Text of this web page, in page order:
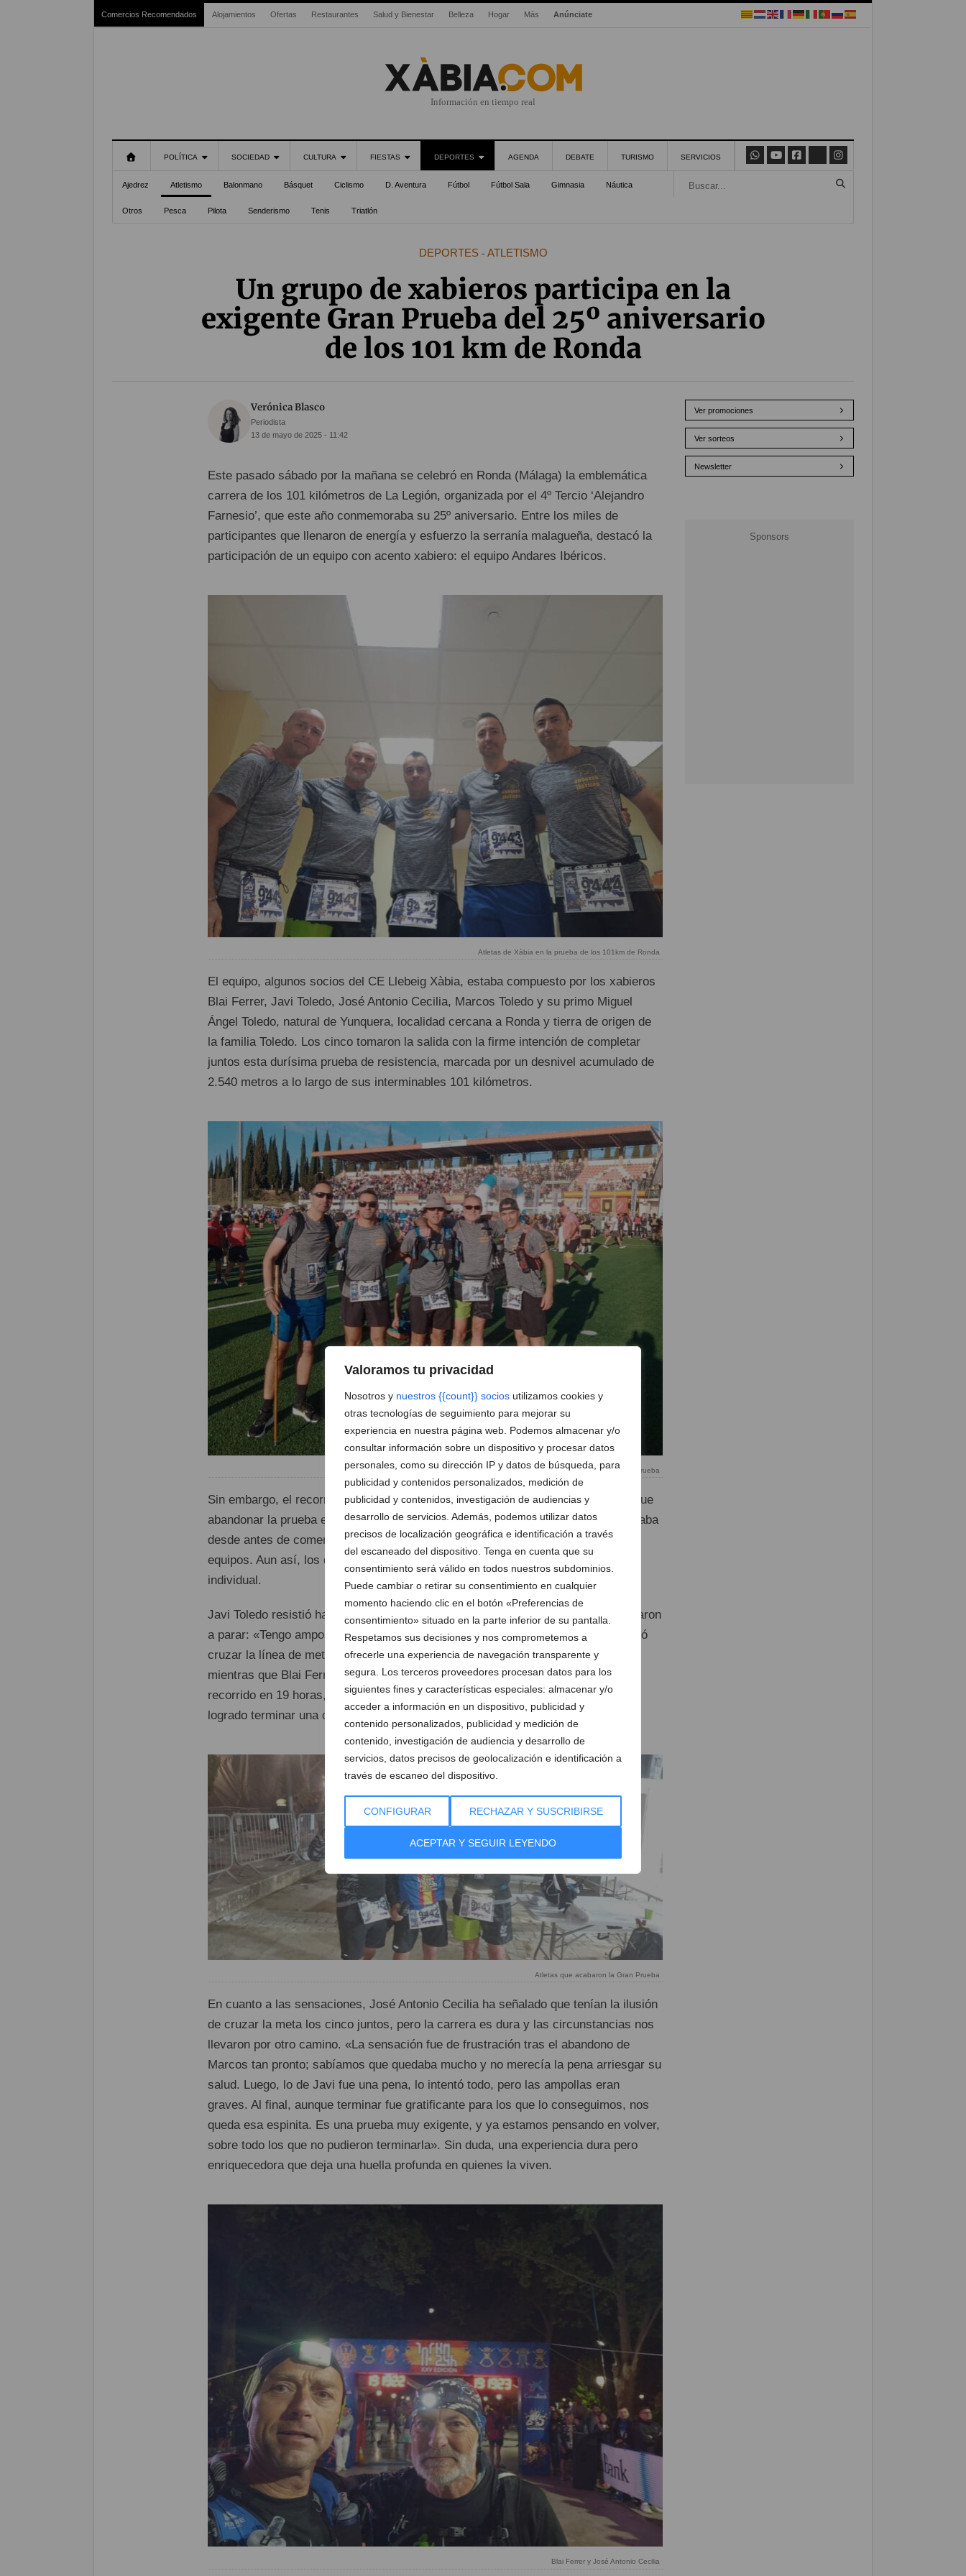
Valoramos tu privacidad
Nosotros y nuestros {{count}} socios utilizamos cookies y
otras tecnologías de seguimiento para mejorar su
experiencia en nuestra página web. Podemos almacenar y/o
consultar información sobre un dispositivo y procesar datos
personales, como su dirección IP y datos de búsqueda, para
publicidad y contenidos personalizados, medición de
publicidad y contenidos, investigación de audiencias y
desarrollo de servicios. Además, podemos utilizar datos
precisos de localización geográfica e identificación a través
del escaneado del dispositivo. Tenga en cuenta que su
consentimiento será válido en todos nuestros subdominios.
Puede cambiar o retirar su consentimiento en cualquier
momento haciendo clic en el botón «Preferencias de
consentimiento» situado en la parte inferior de su pantalla.
Respetamos sus decisiones y nos comprometemos a
ofrecerle una experiencia de navegación transparente y
segura. Los terceros proveedores procesan datos para los
siguientes fines y características especiales: almacenar y/o
acceder a información en un dispositivo, publicidad y
contenido personalizados, publicidad y medición de
contenido, investigación de audiencia y desarrollo de
servicios, datos precisos de geolocalización e identificación a
través de escaneo del dispositivo.
CONFIGURAR RECHAZAR Y SUSCRIBIRSE
ACEPTAR Y SEGUIR LEYENDO
Comercios Recomendados Alojamientos Ofertas Restaurantes Salud y Bienestar Belleza Hogar Más Anúnciate
Información en tiempo real
POLÍTICA SOCIEDAD CULTURA FIESTAS DEPORTES AGENDA DEBATE TURISMO SERVICIOS
Ajedrez Atletismo Balonmano Básquet Ciclismo D. Aventura Fútbol Fútbol Sala Gimnasia Náutica
Otros Pesca Pilota Senderismo Tenis Triatlón
DEPORTES- ATLETISMO
Un grupo de xabieros participa en la
exigente Gran Prueba del 25º aniversario
de los 101 km de Ronda
Verónica Blasco
Periodista
13 de mayo de 2025 - 11:42
Este pasado sábado por la mañana se celebró en Ronda (Málaga) la emblemática
carrera de los 101 kilómetros de La Legión, organizada por el 4º Tercio ‘Alejandro
Farnesio’, que este año conmemoraba su 25º aniversario. Entre los miles de
participantes que llenaron de energía y esfuerzo la serranía malagueña, destacó la
participación de un equipo con acento xabiero: el equipo Andares Ibéricos.
Atletas de Xàbia en la prueba de los 101km de Ronda
El equipo, algunos socios del CE Llebeig Xàbia, estaba compuesto por los xabieros
Blai Ferrer, Javi Toledo, José Antonio Cecilia, Marcos Toledo y su primo Miguel
Ángel Toledo, natural de Yunquera, localidad cercana a Ronda y tierra de origen de
la familia Toledo. Los cinco tomaron la salida con la firme intención de completar
juntos esta durísima prueba de resistencia, marcada por un desnivel acumulado de
2.540 metros a lo largo de sus interminables 101 kilómetros.
El grupo antes de iniciar la prueba
Sin embargo, el recorrido pronto comenzó a pasar factura. Marcos Toledo tuvo que
abandonar la prueba en el kilómetro 15 debido a molestias físicas que ya arrastraba
desde antes de comenzar, lo que dejó al equipo fuera de la clasificación por
equipos. Aun así, los demás integrantes decidieron continuar la prueba a título
individual.
Javi Toledo resistió hasta el kilómetro 70, donde las lesiones en los pies le obligaron
a parar: «Tengo ampollas en las ampollas». Finalmente, Miguel Ángel Toledo logró
cruzar la línea de meta con un tiempo de 18 horas, 50 minutos y 22 segundos,
mientras que Blai Ferrer y José Antonio Cecilia, del Club Llebeig, completaron el
recorrido en 19 horas, 19 minutos y 22 segundos, con la satisfacción de haber
logrado terminar una de las pruebas más exigentes del calendario nacional.
Atletas que acabaron la Gran Prueba
En cuanto a las sensaciones, José Antonio Cecilia ha señalado que tenían la ilusión
de cruzar la meta los cinco juntos, pero la carrera es dura y las circunstancias nos
llevaron por otro camino. «La sensación fue de frustración tras el abandono de
Marcos tan pronto; sabíamos que quedaba mucho y no merecía la pena arriesgar su
salud. Luego, lo de Javi fue una pena, lo intentó todo, pero las ampollas eran
graves. Al final, aunque terminar fue gratificante para los que lo conseguimos, nos
queda esa espinita. Es una prueba muy exigente, y ya estamos pensando en volver,
sobre todo los que no pudieron terminarla». Sin duda, una experiencia dura pero
enriquecedora que deja una huella profunda en quienes la viven.
Blai Ferrer y José Antonio Cecilia
Ver promociones
Ver sorteos
Newsletter